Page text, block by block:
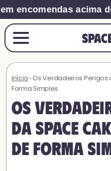
encomendas acima de
Início › Os Verdadeiros
Forma Simples
Os
da Space
de Forma